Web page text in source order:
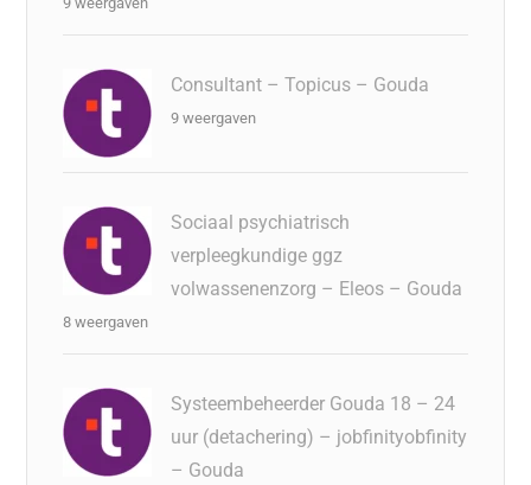
Consultant – Topicus – Gouda
9 weergaven
Sociaal psychiatrisch
verpleegkundige ggz
volwassenenzorg – Eleos – Gouda
8 weergaven
Systeembeheerder Gouda 18 – 24
uur (detachering) – jobfinityobfinity
– Gouda